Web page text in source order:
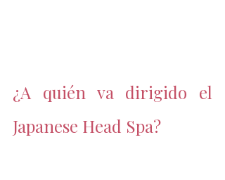
¿A quién va dirigido el
Japanese Head Spa?